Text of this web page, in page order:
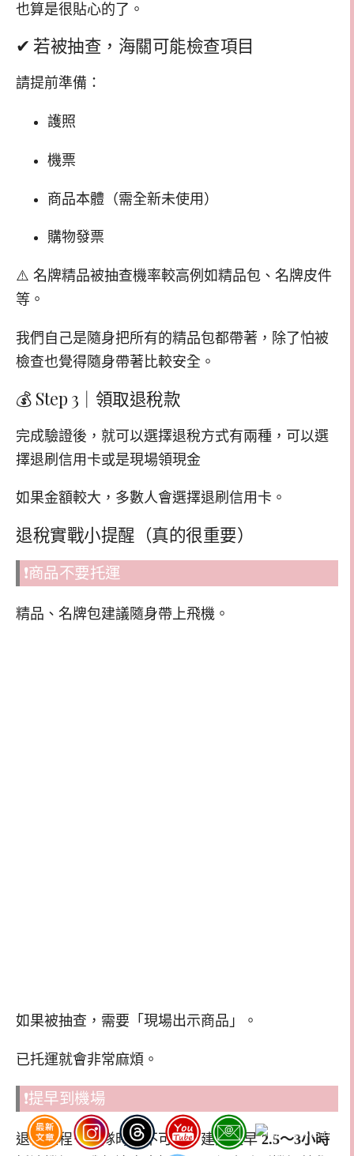
也算是很貼心的了。
✔ 若被抽查，海關可能檢查項目
請提前準備：
護照
機票
商品本體（需全新未使用）
購物發票
⚠️ 名牌精品被抽查機率較高例如精品包、名牌皮件
等。
我們自己是隨身把所有的精品包都帶著，除了怕被
檢查也覺得隨身帶著比較安全。
💰 Step 3｜領取退稅款
完成驗證後，就可以選擇退稅方式有兩種，可以選
擇退刷信用卡或是現場領現金
如果金額較大，多數人會選擇退刷信用卡。
退稅實戰小提醒（真的很重要）
❗商品不要托運
精品、名牌包建議隨身帶上飛機。
如果被抽查，需要「現場出示商品」。
已托運就會非常麻煩。
❗提早到機場
退稅流程＋排隊時間不可控，建議提早2.5～3小時